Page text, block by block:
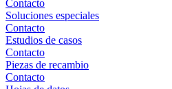
Contacto
Soluciones especiales
Contacto
Estudios de casos
Contacto
Piezas de recambio
Contacto